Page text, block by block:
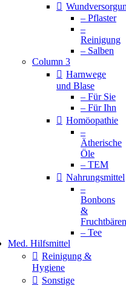
– Pflaster
–
Reinigung
– Salben
Column 3
Harnwege
und Blase
– Für Sie
– Für Ihn
Homöopathie
–
Ätherische
Öle
– TEM
Nahrungsmittel
–
Bonbons
&
Fruchtbären
– Tee
Med. Hilfsmittel
Reinigung &
Hygiene
Sonstige